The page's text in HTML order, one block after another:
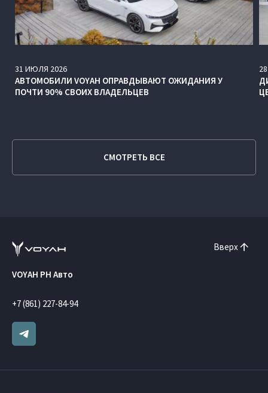
31 ИЮЛЯ 2026
АВТОМОБИЛИ VOYAH ОПРАВДЫВАЮТ ОЖИДАНИЯ У
ПОЧТИ 90% СВОИХ ВЛАДЕЛЬЦЕВ
28
СМОТРЕТЬ ВСЕ
Вверх
VOYAH РН Авто
+7 (861) 227-84-94